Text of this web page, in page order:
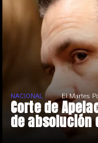
Corte de
de absolución
NACIONAL El Martes